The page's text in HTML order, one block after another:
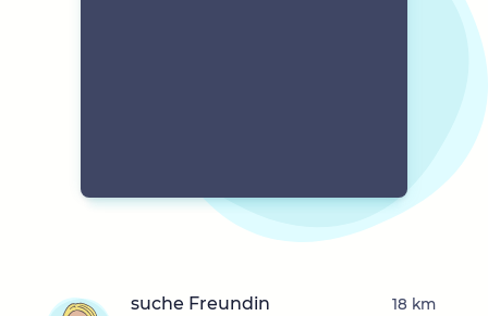
suche Freundin 18 km